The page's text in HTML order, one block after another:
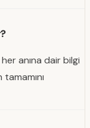
anına dair bilgi
tamamını